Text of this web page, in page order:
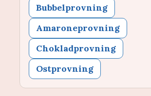
Bubbelprovning
Amaroneprovning
Chokladprovning
Ostprovning